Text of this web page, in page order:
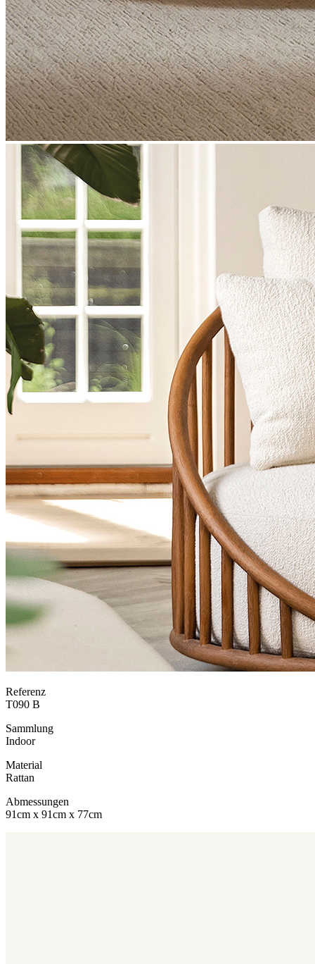
Referenz
T090 B
Sammlung
Indoor
Material
Rattan
Abmessungen
91cm x 91cm x 77cm